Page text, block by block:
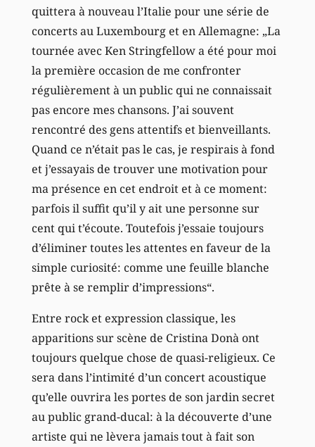
quittera à nouveau l’Italie pour une série de
concerts au Luxembourg et en Allemagne: „La
tournée avec Ken Stringfellow a été pour moi
la première occasion de me confronter
régulièrement à un public qui ne connaissait
pas encore mes chansons. J’ai souvent
rencontré des gens attentifs et bienveillants.
Quand ce n’était pas le cas, je respirais à fond
et j’essayais de trouver une motivation pour
ma présence en cet endroit et à ce moment:
parfois il suffit qu’il y ait une personne sur
cent qui t’écoute. Toutefois j’essaie toujours
d’éliminer toutes les attentes en faveur de la
simple curiosité: comme une feuille blanche
prête à se remplir d’impressions“.
Entre rock et expression classique, les
apparitions sur scène de Cristina Donà ont
toujours quelque chose de quasi-religieux. Ce
sera dans l’intimité d’un concert acoustique
qu’elle ouvrira les portes de son jardin secret
au public grand-ducal: à la découverte d’une
artiste qui ne lèvera jamais tout à fait son